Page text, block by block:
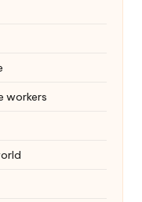
workers